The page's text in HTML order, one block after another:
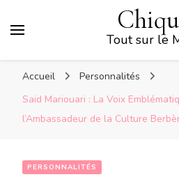
Tout sur le
Accueil
Personnalités
Said Mariouari : La Voix
l’Ambassadeur de la Culture
PERSONNALITÉS